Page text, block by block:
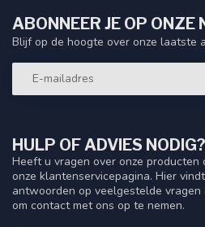
HULP OF ADVIES NODIG?
Heeft u vragen over onze producten
onze klantenservicepagina. Hier
antwoorden op veelgestelde vragen
om contact met ons op te nemen.
ABONNEER JE OP ONZE
Blijf op de hoogte over onze laatste